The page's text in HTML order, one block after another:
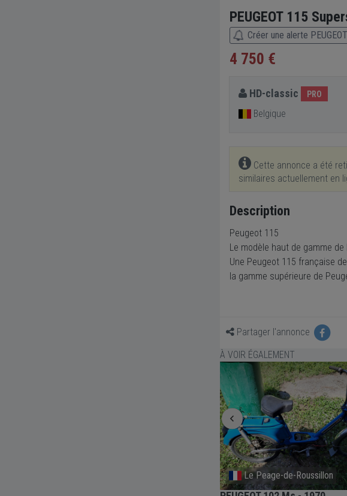
PEUGEOT 115
Créer une alerte
4 750 €
HD-classic PRO
Belgique
Cette annonce a été
similaires actuellement en
Description
Peugeot 115
Le modèle haut de gamme
Une Peugeot 115 française
la gamme supérieure de
Partager l'annonce
À VOIR ÉGALEMENT
Le Peage-de-Roussillon